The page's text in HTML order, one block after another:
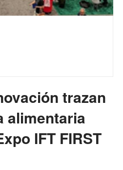
trazan
alimentaria
IFT FIRST